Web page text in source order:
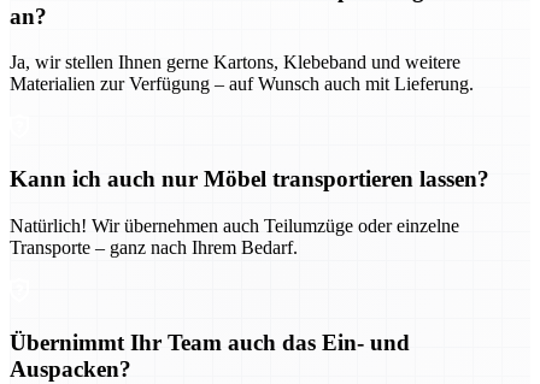
an?
Ja, wir stellen Ihnen gerne Kartons, Klebeband und weitere
Materialien zur Verfügung – auf Wunsch auch mit Lieferung.
Kann ich auch nur Möbel transportieren lassen?
Natürlich! Wir übernehmen auch Teilumzüge oder einzelne
Transporte – ganz nach Ihrem Bedarf.
Übernimmt Ihr Team auch das Ein- und
Auspacken?